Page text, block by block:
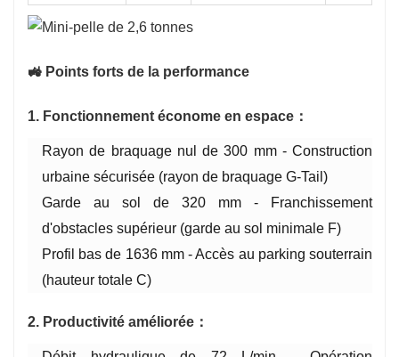
🚜 Points forts de la performance
1. Fonctionnement économe en espace：
Rayon de braquage nul de 300 mm - Construction
urbaine sécurisée (rayon de braquage G-Tail)
Garde au sol de 320 mm - Franchissement
d'obstacles supérieur (garde au sol minimale F)
Profil bas de 1636 mm - Accès au parking souterrain
(hauteur totale C)
2. Productivité améliorée：